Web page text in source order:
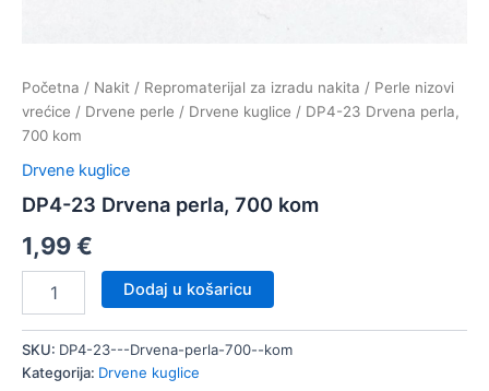
Početna / Nakit / Repromaterijal za izradu nakita / Perle nizovi
vrećice / Drvene perle / Drvene kuglice / DP4-23 Drvena perla,
700 kom
Drvene kuglice
DP4-23 Drvena perla, 700 kom
1,99€
perla,
700
Dodaj u košaricu
SKU: DP4-23---Drvena-perla-700--kom
Kategorija: Drvene kuglice